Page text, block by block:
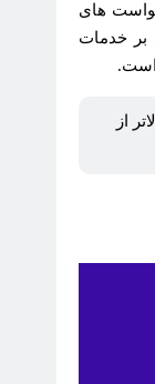
های
بر خدمات
است.
از